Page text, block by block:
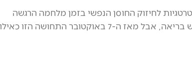
לחיזוק החוסן הנפשי בזמן מלחמה הרגשה
בטוחה היא הבסיס לנפש בריאה, אבל מאז ה-7 באוקטובר התחושה הזו כאילו